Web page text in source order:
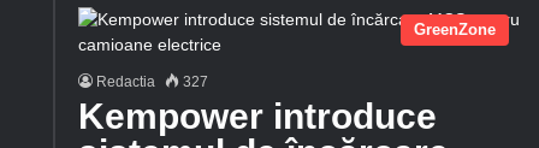
GreenZone
Redactia 327
Kempower introduce